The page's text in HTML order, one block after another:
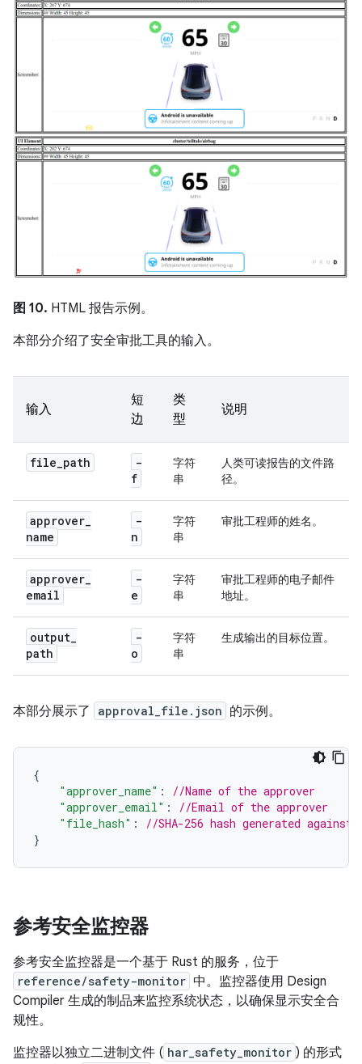
图 10. HTML 报告示例。
本部分介绍了安全审批工具的输入。
输入
短
边
类
型
说明
file_path
-
f
字符
串
人类可读报告的文件路
径。
approver_
name
-
n
字符
串
审批工程师的姓名。
approver_
email
-
e
字符
串
审批工程师的电子邮件
地址。
output_
path
-
o
字符
串
生成输出的目标位置。
本部分展示了 approval_file.json 的示例。
{
"approver_name" :
//Name of the approver
"approver_email" :
//Email of the approver
"file_hash" :
//SHA-256 hash generated
}
参考安全监控器
参考安全监控器是一个基于 Rust 的服务，位于
reference/safety-monitor 中。监控器使用 Design
Compiler 生成的制品来监控系统状态，以确保显示安全合
规性。
监控器以独立二进制文件 ( har_safety_monitor ) 的形式